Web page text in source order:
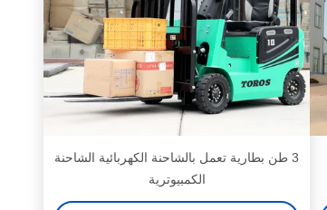
3 طن بطارية تعمل بالشاحنة الكهربائية الشاحنة
الكمبيوترية